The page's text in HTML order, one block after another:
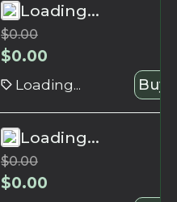
Loading...
$0.00
$0.00
Loading... Buy
Loading...
$0.00
$0.00